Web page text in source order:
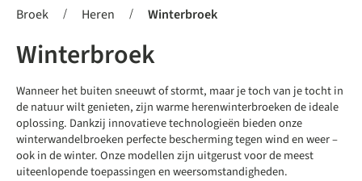
Broek / Heren / Winterbroek
Winterbroek
Wanneer het buiten sneeuwt of stormt, maar je toch van je tocht in
de natuur wilt genieten, zijn warme herenwinterbroeken de ideale
oplossing. Dankzij innovatieve technologieën bieden onze
winterwandelbroeken perfecte bescherming tegen wind en weer –
ook in de winter. Onze modellen zijn uitgerust voor de meest
uiteenlopende toepassingen en weersomstandigheden.